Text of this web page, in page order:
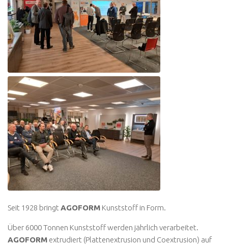
Seit 1928 bringt AGOFORM Kunststoff in Form.
Über 6000 Tonnen Kunststoff werden jährlich verarbeitet.
AGOFORM extrudiert (Plattenextrusion und Coextrusion) auf